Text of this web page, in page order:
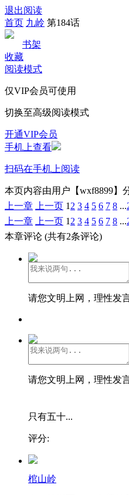
退出阅读
首页 九岭 第184话
书架
收藏
阅读模式
仅VIP会员可使用
切换至高级阅读模式
开通VIP会员
手机上查看
扫码在手机上阅读
本页内容由用户【wxf8899】
上一章
上一页 1 2 3 4 5 6 7 8 ...
上一章
上一页 1 2 3 4 5 6 7 8 ...
本章评论 (共有2条评论)
请您文明上网，理性发
请您文明上网，理性发
只有五十...
评分:
棺山岭